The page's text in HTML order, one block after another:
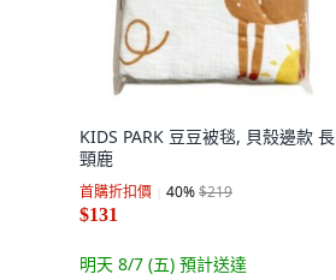
KIDS PARK 豆豆被毯, 貝殼邊款 長
頸鹿
首購折扣價 40%$219
$131
明天 8/7 (五) 預計送達